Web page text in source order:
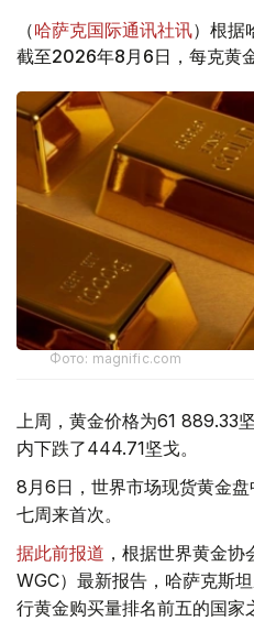
（哈萨克国际通讯社讯）根据
截至2026年8月6日，每克黄
Фото: magnific.com
上周，黄金价格为61 889.33
内下跌了444.71坚戈。
8月6日，世界市场现货黄金
七周来首次。
据此前报道 ，根据世界黄金
WGC）最新报告，哈萨克斯
行黄金购买量排名前五的国家